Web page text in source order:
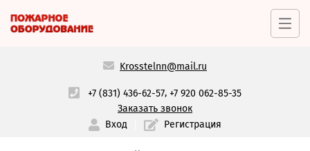
Krosstelnn@mail.ru
+7 (831) 436-62-57,+7 920 062-85-35
Заказать звонок
Вход
Регистрация